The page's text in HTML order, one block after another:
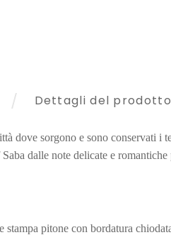
Dettagli del prodotto
dove sorgono e sono conservati i
dalle note delicate e
pitone con bordatura